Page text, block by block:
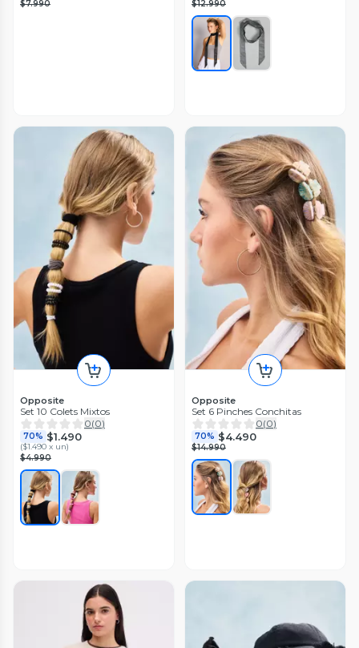
$7.990 $12.990
Opposite
Set 10 Colets Mixtos
0(0)
70% $1.490
($1.490 x un)
$4.990
Opposite
Set 6 Pinches Conchitas
0(0)
70% $4.490
$14.990